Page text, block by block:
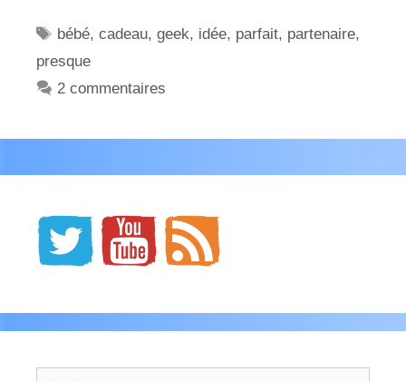
Étiquettes
bébé,cadeau,geek, idée, parfait, partenaire,
presque
2 commentaires